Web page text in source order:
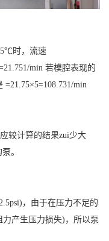
5℃时，流速
min 若模腔表现的
min
较计算的结果zui少大
。
，由于在压力不足的
产生压力损失)，所以泵